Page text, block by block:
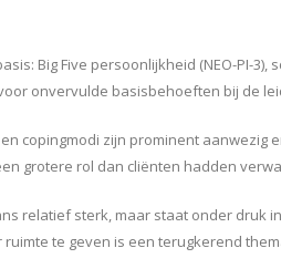
Big Five persoonlijkheid (NEO-PI-
onvervulde basisbehoeften bij de
copingmodi zijn prominent
grotere rol dan cliënten hadden
relatief sterk, maar staat onder druk
te geven is een terugkerend